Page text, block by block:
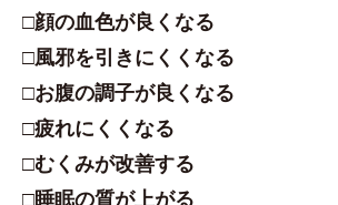
□顔の血色が良くなる
□風邪を引きにくくなる
□お腹の調子が良くなる
□疲れにくくなる
□むくみが改善する
□睡眠の質が上がる